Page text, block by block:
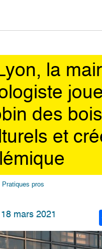
la
des bois
et
Pratiques pros
mars 2021